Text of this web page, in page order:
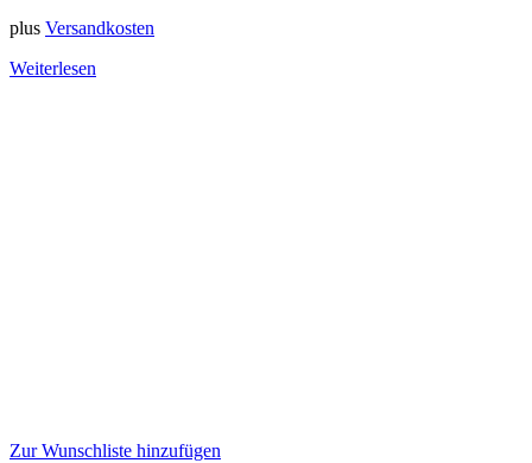
plus Versandkosten
Weiterlesen
Zur Wunschliste hinzufügen